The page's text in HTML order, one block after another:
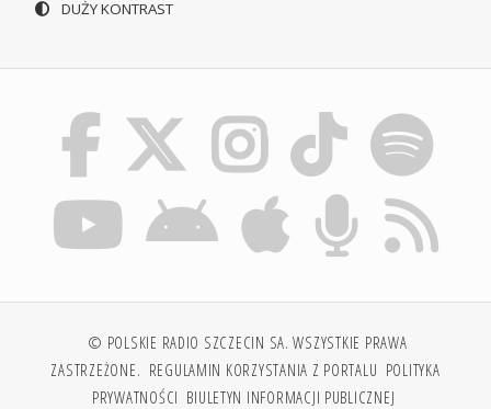
DUŻY KONTRAST
© POLSKIE RADIO SZCZECIN SA. WSZYSTKIE PRAWA
ZASTRZEŻONE. REGULAMIN KORZYSTANIA Z PORTALU POLITYKA
PRYWATNOŚCI BIULETYN INFORMACJI PUBLICZNEJ